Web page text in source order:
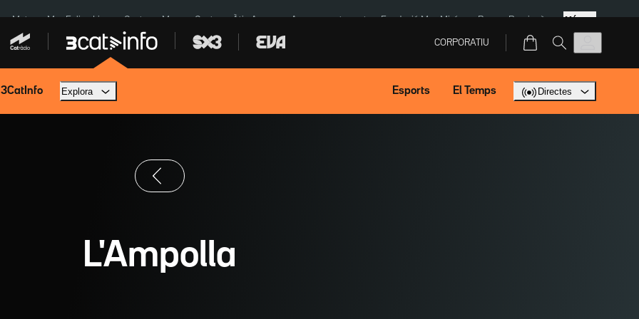
a Meta Mor Felipe Lipe Ceuta Menors Ceuta Àtic Ayuso Aparcament agost Fundació Mas Miró eBay Perpinyà Més
CORPORATIU
3CatInfo Explora Esports El Temps Directes
L'Ampolla